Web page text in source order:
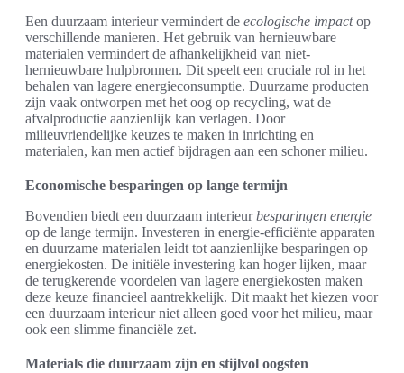
Een duurzaam interieur vermindert de ecologische impactop
verschillende manieren. Het gebruik van hernieuwbare
materialen vermindert de afhankelijkheid van niet-
hernieuwbare hulpbronnen. Dit speelt een cruciale rol in het
behalen van lagere energieconsumptie. Duurzame producten
zijn vaak ontworpen met het oog op recycling, wat de
afvalproductie aanzienlijk kan verlagen. Door
milieuvriendelijke keuzes te maken in inrichting en
materialen, kan men actief bijdragen aan een schoner milieu.
Economische besparingen op lange termijn
Bovendien biedt een duurzaam interieurbesparingen energie
op de lange termijn. Investeren in energie-efficiënte apparaten
en duurzame materialen leidt tot aanzienlijke besparingen op
energiekosten. De initiële investering kan hoger lijken, maar
de terugkerende voordelen van lagere energiekosten maken
deze keuze financieel aantrekkelijk. Dit maakt het kiezen voor
een duurzaam interieur niet alleen goed voor het milieu, maar
ook een slimme financiële zet.
Materials die duurzaam zijn en stijlvol oogsten